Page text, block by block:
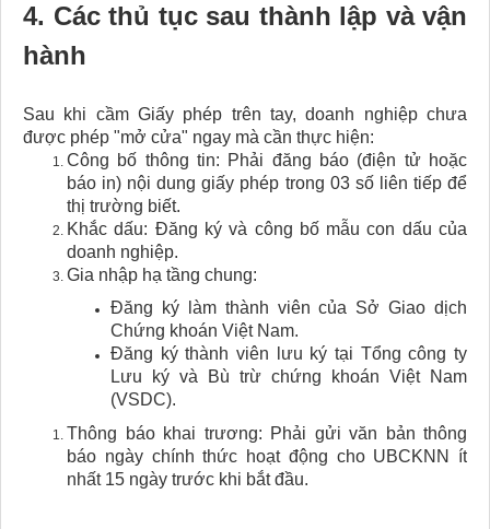
4. Các thủ tục sau thành lập và vận
hành
Sau khi cầm Giấy phép trên tay, doanh nghiệp chưa
được phép "mở cửa" ngay mà cần thực hiện:
Công bố thông tin: Phải đăng báo (điện tử hoặc
báo in) nội dung giấy phép trong 03 số liên tiếp để
thị trường biết.
Khắc dấu: Đăng ký và công bố mẫu con dấu của
doanh nghiệp.
Gia nhập hạ tầng chung:
Đăng ký làm thành viên của Sở Giao dịch
Chứng khoán Việt Nam.
Đăng ký thành viên lưu ký tại Tổng công ty
Lưu ký và Bù trừ chứng khoán Việt Nam
(VSDC).
Thông báo khai trương: Phải gửi văn bản thông
báo ngày chính thức hoạt động cho UBCKNN ít
nhất 15 ngày trước khi bắt đầu.